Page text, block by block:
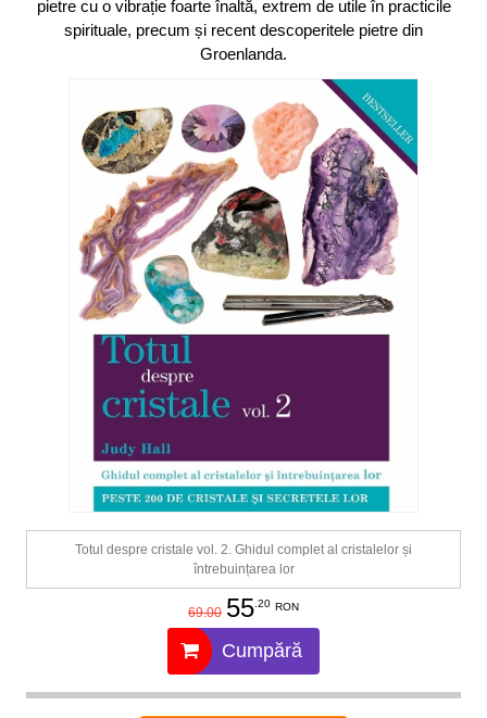
pietre cu o vibrație foarte înaltă, extrem de utile în practicile
spirituale, precum și recent descoperitele pietre din
Groenlanda.
Totul despre cristale vol. 2. Ghidul complet al cristalelor și
întrebuințarea lor
69.00 55.20 RON
Cumpără